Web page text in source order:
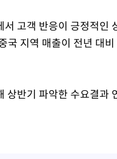
고객 반응이 긍정적인
국 지역 매출이 전년 대
반기 파악한 수요결과